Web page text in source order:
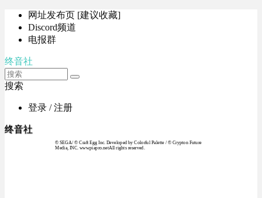
网址发布页 [建议收藏]
Discord频道
电报群
终音社
搜索
登录 / 注册
终音社
© SEGA / © Craft Egg Inc. Developed by Colorful Palette / © Crypton Future
Media, INC. www.piapro.netAll rights reserved.